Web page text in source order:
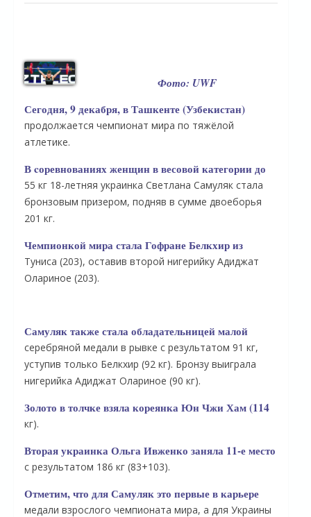
Фото: UWF
Сегодня, 9 декабря, в Ташкенте (Узбекистан)
продолжается чемпионат мира по тяжёлой
атлетике.
В cоревнованиях женщин в весовой категории до
55 кг 18-летняя украинка Светлана Самуляк стала
бронзовым призером, подняв в сумме двоеборья
201 кг.
Чемпионкой мира стала Гофране Белкхир из
Туниса (203), оставив второй нигерийку Адиджат
Олариное (203).
Самуляк также стала обладательницей малой
серебряной медали в рывке с результатом 91 кг,
уступив только Белкхир (92 кг). Бронзу выиграла
нигерийка Адиджат Олариное (90 кг).
Золото в толчке взяла кореянка Юн Чжи Хам (114
кг).
Вторая украинка Ольга Ивженко заняла 11-е место
с результатом 186 кг (83+103).
Отметим, что для Самуляк это первые в карьере
медали взрослого чемпионата мира, а для Украины